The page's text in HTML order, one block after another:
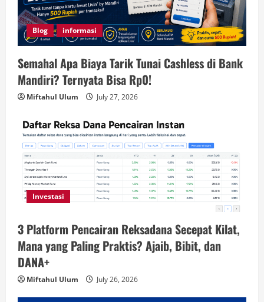
Blog informasi
Semahal Apa Biaya Tarik Tunai Cashless di Bank
Mandiri? Ternyata Bisa Rp0!
Miftahul Ulum July 27, 2026
Investasi
3 Platform Pencairan Reksadana Secepat Kilat,
Mana yang Paling Praktis? Ajaib, Bibit, dan
DANA+
Miftahul Ulum July 26, 2026